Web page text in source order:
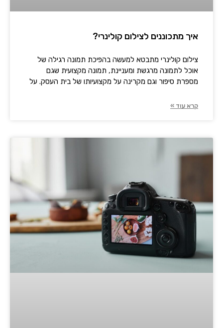
איך מתכוננים לצילום קולינרי?
צילום קולינרי מתבטא למעשה בהפיכת תמונה רגילה של
אוכל לתמונה מרגשת ומעניינת, תמונה מקצועית שגם
מספרת סיפור וגם מקרינה על מקצועיותו של בית העסק. על
קרא עוד »